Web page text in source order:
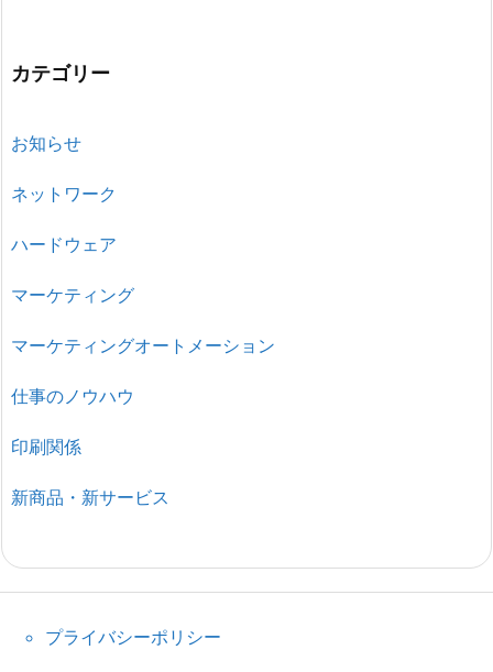
カテゴリー
お知らせ
ネットワーク
ハードウェア
マーケティング
マーケティングオートメーション
仕事のノウハウ
印刷関係
新商品・新サービス
プライバシーポリシー